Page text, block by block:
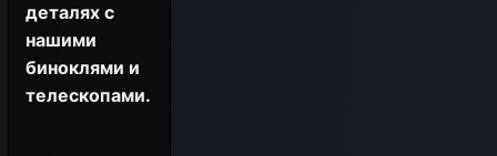
деталях с
нашими
биноклями и
телескопами.